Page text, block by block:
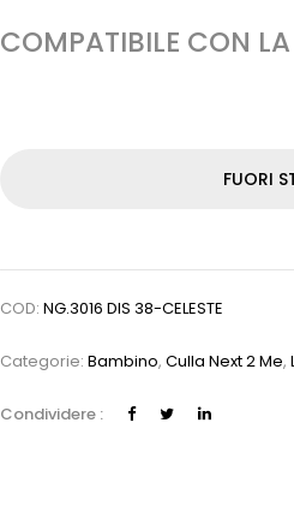
COMPATIBILE CON
FUORI
COD:NG.3016 DIS 38-CELESTE
Categorie:Bambino,Culla Next 2 Me,
Condividere :